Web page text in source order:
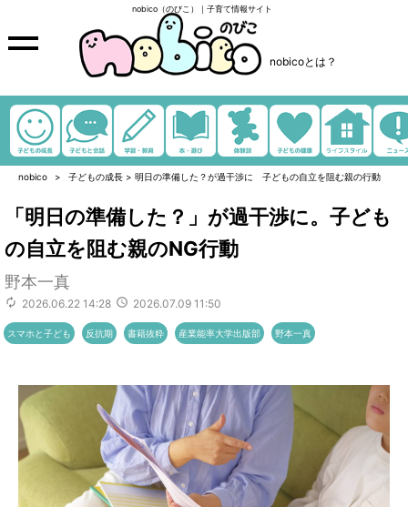
nobico（のびこ）｜子育て情報サイト
nobicoとは？
nobico 子どもの成長 > 明日の準備した？が過干渉に 子どもの自立を阻む親の行動
「明日の準備した？」が過干渉に。子ども
の自立を阻む親のNG行動
野本一真
2026.06.22 14:28 2026.07.09 11:50
スマホと子ども 反抗期 書籍抜粋 産業能率大学出版部 野本一真